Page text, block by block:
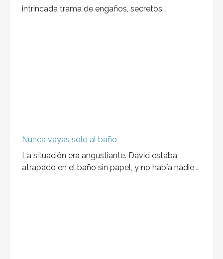
intrincada trama de engaños, secretos …
Nunca vayas solo al baño
La situación era angustiante. David estaba
atrapado en el baño sin papel, y no había nadie …